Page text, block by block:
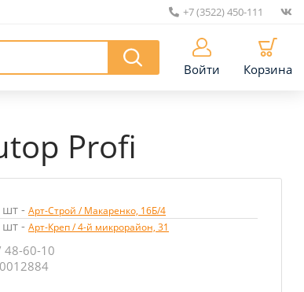
+7 (3522) 450-111
Войти Корзина
Profi
шт - Арт-Строй / Макаренко, 16Б/4
шт - Арт-Креп / 4-й микрорайон, 31
48-60-10